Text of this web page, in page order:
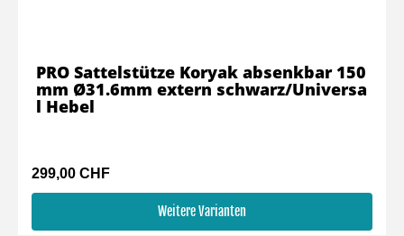
299,00 CHF
Weitere Varianten
PRO Sattelstütze Koryak absenkbar 150
mm Ø31.6mm extern schwarz/Universa
l Hebel